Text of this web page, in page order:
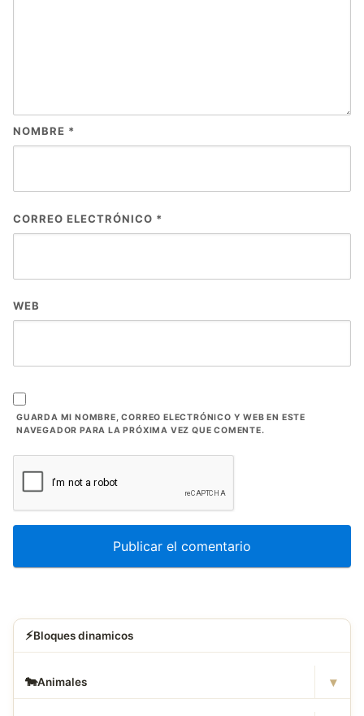
NOMBRE *
CORREO ELECTRÓNICO *
WEB
GUARDA MI NOMBRE, CORREO ELECTRÓNICO Y WEB EN ESTE
NAVEGADOR PARA LA PRÓXIMA VEZ QUE COMENTE.
⚡Bloques dinamicos
🐄Animales ▾